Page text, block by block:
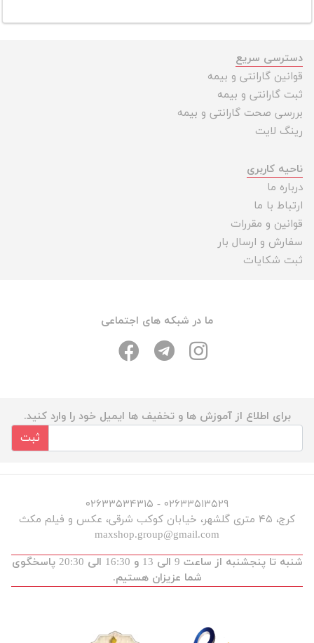
دسترسی سریع
قوانین گارانتی و بیمه
ثبت گارانتی و بیمه
بررسی صحت گارانتی و بیمه
رینگ لایت
ناحیه کاربری
درباره ما
ارتباط با ما
قوانین و مقررات
سفارش و ارسال بار
ثبت شکایات
ما در شبکه های اجتماعی
برای اطلاع از آموزش ها و تخفیف ها ایمیل خود را وارد کنید.
ثبت
۰۲۶۳۳۵۱۳۵۲۹ - ۰۲۶۳۳۵۳۴۳۱۵
کرج، ۴۵ متری گلشهر، خیابان کوکب شرقی، عکس و فیلم مکث
maxshop.group@gmail.com
شنبه تا پنجشنبه از ساعت 9 الی 13 و 16:30 الی 20:30 پاسخگوی
شما عزیزان هستیم.